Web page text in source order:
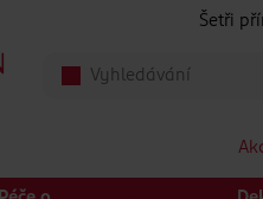
Šetři